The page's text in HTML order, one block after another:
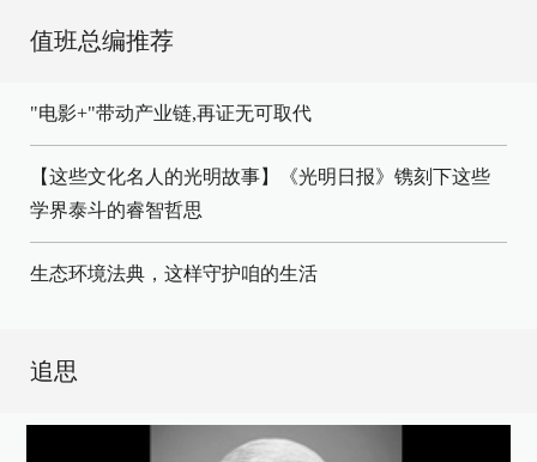
值班总编推荐
"电影+"带动产业链,再证无可取代
【这些文化名人的光明故事】《光明日报》镌刻下这些
学界泰斗的睿智哲思
生态环境法典，这样守护咱的生活
追思